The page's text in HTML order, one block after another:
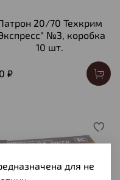
20/70 Техкрим
№3, коробка
10 шт.
₽
для не